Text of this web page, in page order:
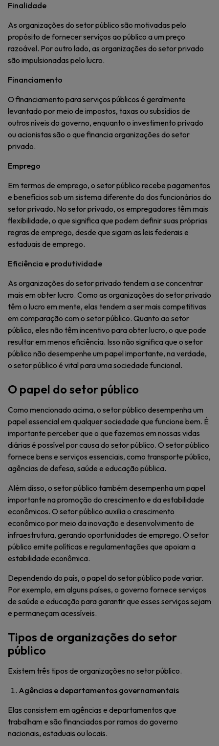
Finalidade
As organizações do setor público são motivadas pelo
propósito de fornecer serviços ao público a um preço
razoável. Por outro lado, as organizações do setor privado
são impulsionadas pelo lucro.
Financiamento
O financiamento para serviços públicos é geralmente
levantado por meio de impostos, taxas ou subsídios de
outros níveis do governo, enquanto o investimento privado
ou acionistas são o que financia organizações do setor
privado.
Emprego
Em termos de emprego, o setor público recebe pagamentos
e benefícios sob um sistema diferente do dos funcionários do
setor privado. No setor privado, os empregadores têm mais
flexibilidade, o que significa que podem definir suas próprias
regras de emprego, desde que sigam as leis federais e
estaduais de emprego.
Eficiência e produtividade
As organizações do setor privado tendem a se concentrar
mais em obter lucro. Como as organizações do setor privado
têm o lucro em mente, elas tendem a ser mais competitivas
em comparação com o setor público. Quanto ao setor
público, eles não têm incentivo para obter lucro, o que pode
resultar em menos eficiência. Isso não significa que o setor
público não desempenhe um papel importante, na verdade,
o setor público é vital para uma sociedade funcional.
O papel do setor público
Como mencionado acima, o setor público desempenha um
papel essencial em qualquer sociedade que funcione bem. É
importante perceber que o que fazemos em nossas vidas
diárias é possível por causa do setor público. O setor público
fornece bens e serviços essenciais, como transporte público,
agências de defesa, saúde e educação pública.
Além disso, o setor público também desempenha um papel
importante na promoção do crescimento e da estabilidade
econômicos. O setor público auxilia o crescimento
econômico por meio da inovação e desenvolvimento de
infraestrutura, gerando oportunidades de emprego. O setor
público emite políticas e regulamentações que apoiam a
estabilidade econômica.
Dependendo do país, o papel do setor público pode variar.
Por exemplo, em alguns países, o governo fornece serviços
de saúde e educação para garantir que esses serviços sejam
e permaneçam acessíveis.
Tipos de organizações do setor
público
Existem três tipos de organizações no setor público.
Agências e departamentos governamentais
Elas consistem em agências e departamentos que
trabalham e são financiados por ramos do governo
nacionais, estaduais ou locais.